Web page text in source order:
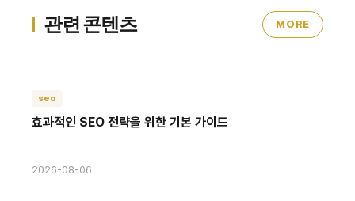
관련 콘텐츠 MORE
seo
효과적인 SEO 전략을 위한 기본 가이드
2026-08-06